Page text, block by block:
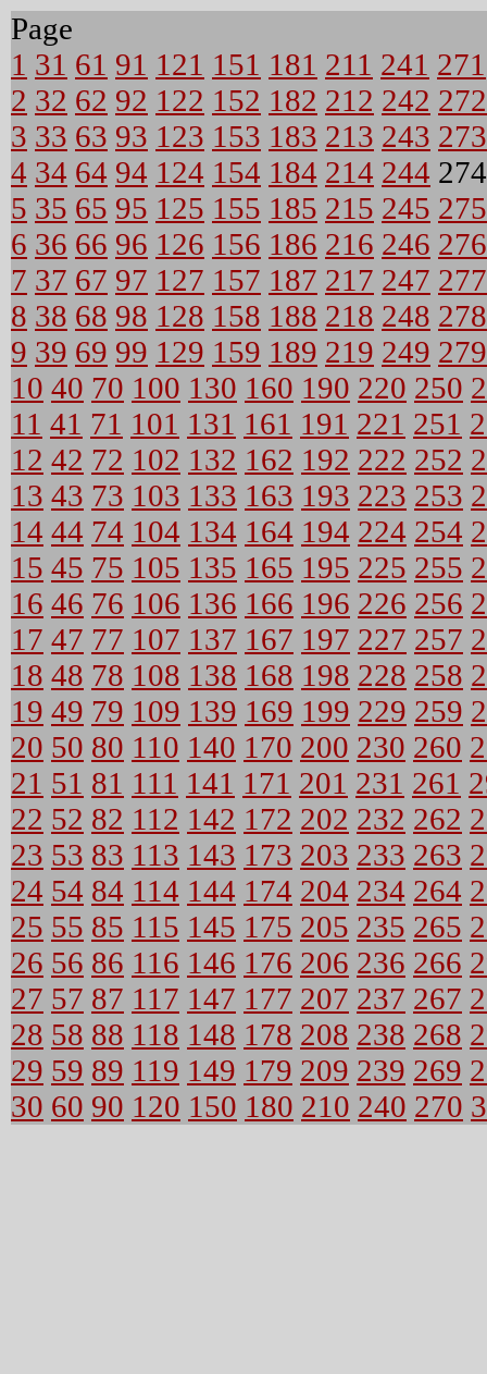
Page
1 31 61 91 121 151 181 211 241 271
2 32 62 92 122 152 182 212 242 272
3 33 63 93 123 153 183 213 243 273
4 34 64 94 124 154 184 214 244
5 35 65 95 125 155 185 215 245 275
6 36 66 96 126 156 186 216 246 276
7 37 67 97 127 157 187 217 247 277
8 38 68 98 128 158 188 218 248 278
9 39 69 99 129 159 189 219 249 279
10 40 70 100 130 160 190 220 250
11 41 71 101 131 161 191 221 251
12 42 72 102 132 162 192 222 252
13 43 73 103 133 163 193 223 253
14 44 74 104 134 164 194 224 254
15 45 75 105 135 165 195 225 255
16 46 76 106 136 166 196 226 256
17 47 77 107 137 167 197 227 257
18 48 78 108 138 168 198 228 258
19 49 79 109 139 169 199 229 259
20 50 80 110 140 170 200 230 260
21 51 81 111 141 171 201 231 261
22 52 82 112 142 172 202 232 262
23 53 83 113 143 173 203 233 263
24 54 84 114 144 174 204 234 264
25 55 85 115 145 175 205 235 265
26 56 86 116 146 176 206 236 266
27 57 87 117 147 177 207 237 267
28 58 88 118 148 178 208 238 268
29 59 89 119 149 179 209 239 269
30 60 90 120 150 180 210 240 270